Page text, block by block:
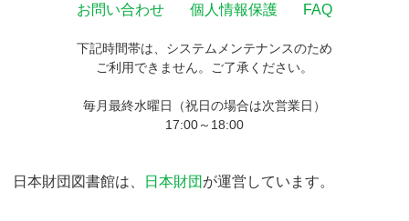
お問い合わせ 個人情報保護 FAQ
下記時間帯は、システムメンテナンスのため
ご利用できません。ご了承ください。
毎月最終水曜日（祝日の場合は次営業日）
17:00～18:00
日本財団図書館は、 日本財団 が運営しています。